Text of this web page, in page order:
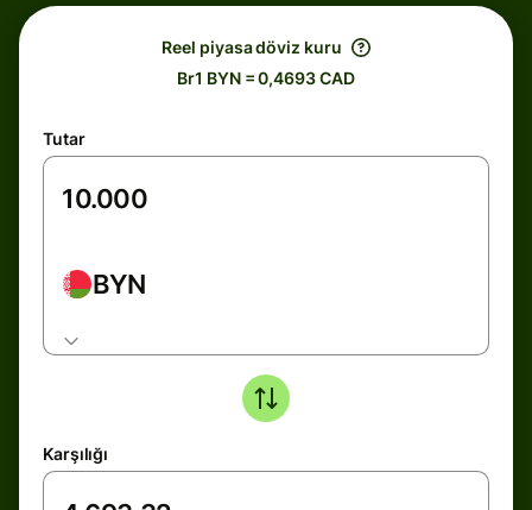
Reel piyasa döviz kuru
Br1 BYN = 0,4693 CAD
Tutar
BYN
Karşılığı